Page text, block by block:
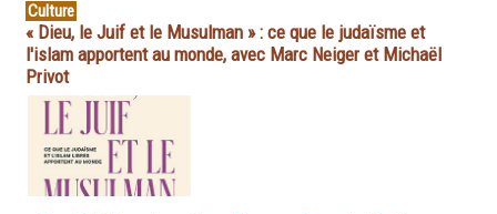
Culture
« Dieu, le Juif et le Musulman » : ce que le judaïsme et
l'islam apportent au monde, avec Marc Neiger et Michaël
Privot